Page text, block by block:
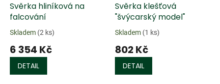
Svěrka hliníková na
falcování
Skladem (2 ks)
6 354 Kč
DETAIL
Svěrka klešťová
"švýcarský model"
Skladem (1 ks)
802 Kč
DETAIL